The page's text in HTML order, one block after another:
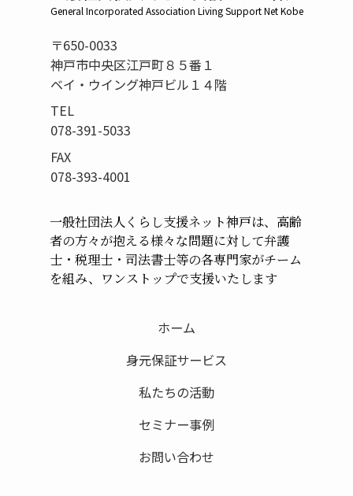
General Incorporated Association Living Support Net Kobe
〒650-0033
神戸市中央区江戸町８５番１
ベイ・ウイング神戸ビル１４階
TEL
078-391-5033
FAX
078-393-4001
一般社団法人くらし支援ネット神戸は、高齢
者の方々が抱える様々な問題に対して弁護
士・税理士・司法書士等の各専門家がチーム
を組み、ワンストップで支援いたします
ホーム
身元保証サービス
私たちの活動
セミナー事例
お問い合わせ